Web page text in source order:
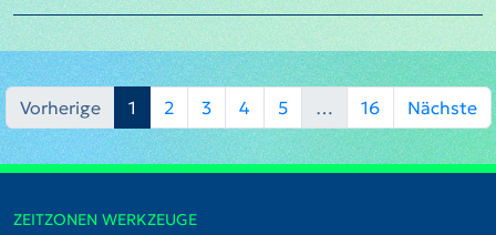
Vorherige 1 2 3 4 5 … 16 Nächste
ZEITZONEN WERKZEUGE